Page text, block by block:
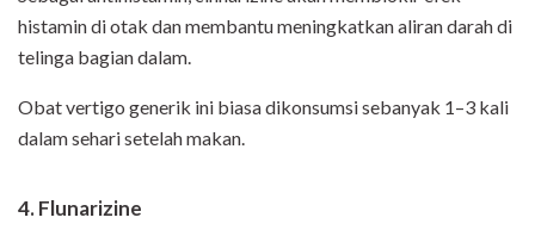
histamin di otak dan membantu meningkatkan aliran darah di
telinga bagian dalam.
Obat vertigo generik ini biasa dikonsumsi sebanyak 1–3 kali
dalam sehari setelah makan.
4. Flunarizine